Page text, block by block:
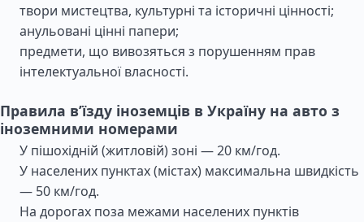
твори мистецтва, культурні та історичні цінності;
анульовані цінні папери;
предмети, що вивозяться з порушенням прав
інтелектуальної власності.
Правила в’їзду іноземців в Україну на авто з
іноземними номерами
У пішохідній (житловій) зоні — 20 км/год.
У населених пунктах (містах) максимальна швидкість
— 50 км/год.
На дорогах поза межами населених пунктів